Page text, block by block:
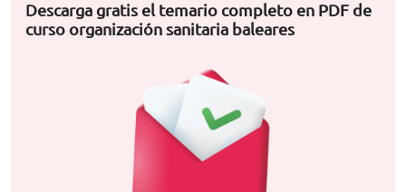
Descarga gratis el temario completo en PDF de
curso organización sanitaria baleares